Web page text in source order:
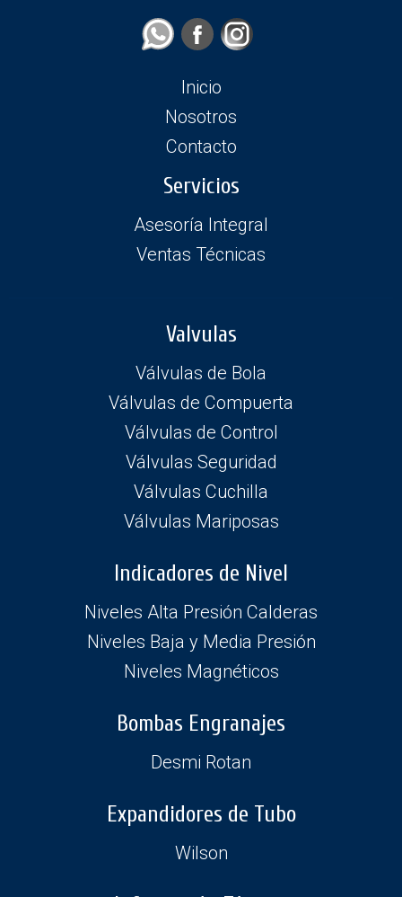
Inicio
Nosotros
Contacto
Servicios
Asesoría Integral
Ventas Técnicas
Valvulas
Válvulas de Bola
Válvulas de Compuerta
Válvulas de Control
Válvulas Seguridad
Válvulas Cuchilla
Válvulas Mariposas
Indicadores de Nivel
Niveles Alta Presión Calderas
Niveles Baja y Media Presión
Niveles Magnéticos
Bombas Engranajes
Desmi Rotan
Expandidores de Tubo
Wilson